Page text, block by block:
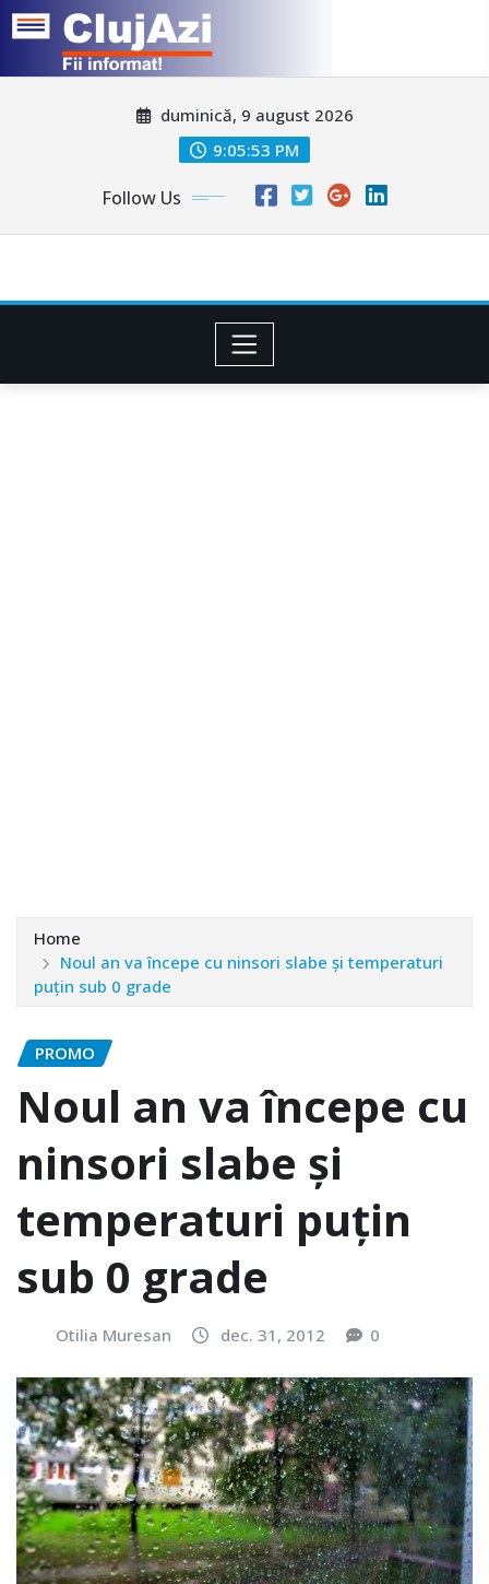
duminică, 9 august 2026
9:05:55 PM
Follow Us
Home
Noul an va începe cu ninsori slabe şi temperaturi
puţin sub 0 grade
PROMO
Noul an va începe cu
ninsori slabe şi
temperaturi puţin
sub 0 grade
Otilia Muresan dec. 31, 2012 0